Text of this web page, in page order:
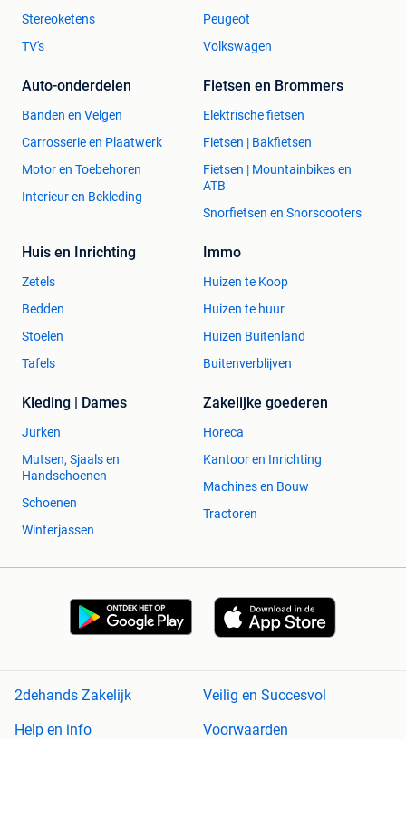
Stereoketens
TV's
Peugeot
Volkswagen
Auto-onderdelen
Banden en Velgen
Carrosserie en Plaatwerk
Motor en Toebehoren
Interieur en Bekleding
Fietsen en Brommers
Elektrische fietsen
Fietsen | Bakfietsen
Fietsen | Mountainbikes en
ATB
Snorfietsen en Snorscooters
Huis en Inrichting
Zetels
Bedden
Stoelen
Tafels
Immo
Huizen te Koop
Huizen te huur
Huizen Buitenland
Buitenverblijven
Kleding | Dames
Jurken
Mutsen, Sjaals en
Handschoenen
Schoenen
Winterjassen
Zakelijke goederen
Horeca
Kantoor en Inrichting
Machines en Bouw
Tractoren
2dehands Zakelijk
Veilig en Succesvol
Help en info
Voorwaarden